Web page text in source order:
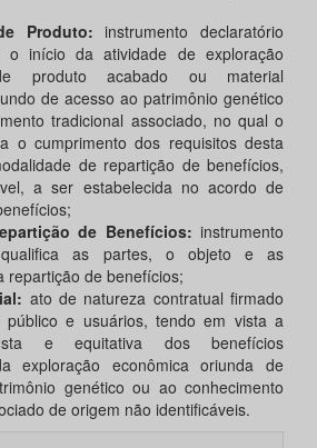
Produto: instrumento declaratório
o início da atividade de exploração
produto acabado ou material
de acesso ao patrimônio genético
tradicional associado, no qual o
o cumprimento dos requisitos desta
de repartição de benefícios,
a ser estabelecida no acordo de
de Benefícios: instrumento
as partes, o objeto e as
repartição de benefícios;
ato de natureza contratual firmado
e usuários, tendo em vista a
e equitativa dos benefícios
exploração econômica oriunda de
genético ou ao conhecimento
de origem não identificáveis.